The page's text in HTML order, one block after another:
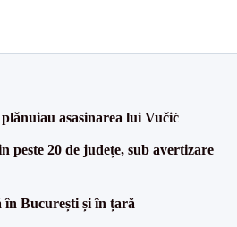
asasinarea lui Vučić
20 de județe, sub avertizare
București și în țară